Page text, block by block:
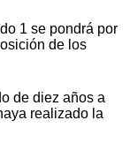
1 se pondrá por
de los
de diez años a
realizado la